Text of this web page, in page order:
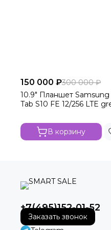
150 000 ₽300 000 ₽
10.9" Планшет Samsung
Tab S10 FE 12/256 LTE
В корзину
+7(495)152-01-52
Заказать звонок